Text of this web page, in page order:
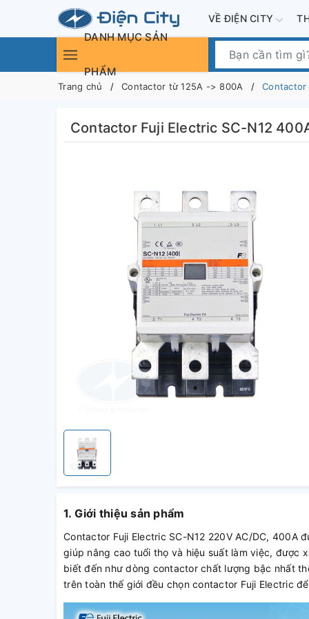
VỀ ĐIỆN CITY
DANH MỤC SẢN
PHẨM
Trang chủ Contactor từ 125A -> 800A Contactor
Contactor Fuji Electric SC-N12
1. Giới thiệu sản phẩm
Contactor Fuji Electric SC-N12 220V AC/DC, 400A
giúp nâng cao tuổi thọ và hiệu suất làm việc, được
biết đến như dòng contactor chất lượng bậc nhất
trên toàn thế giới đều chọn contactor Fuji Electric